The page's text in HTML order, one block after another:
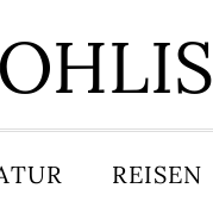
REISEN